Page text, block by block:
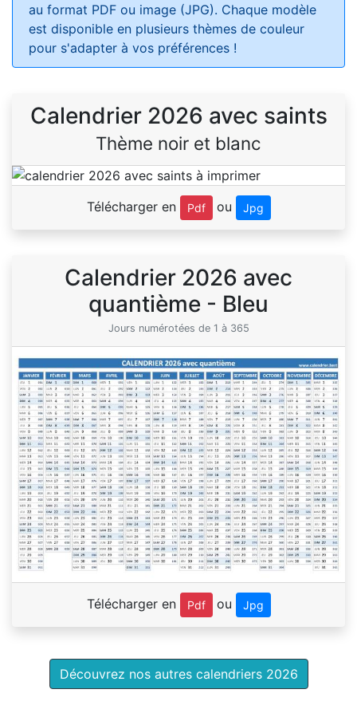
au format PDF ou image (JPG). Chaque modèle
est disponible en plusieurs thèmes de couleur
pour s'adapter à vos préférences !
Calendrier 2026 avec saints
Thème noir et blanc
Télécharger en Pdf ou Jpg
Calendrier 2026 avec
quantième - Bleu
Jours numérotées de 1 à 365
Télécharger en Pdf ou Jpg
Découvrez nos autres calendriers 2026